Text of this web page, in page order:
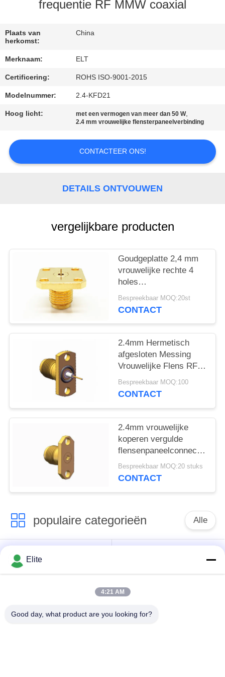
VERZOEK
OM EEN
CITAAT
VR
SHOW
SITEMAP
PRIVACY
frequentie RF MMW coaxial
Plaats van
herkomst:
China
Merknaam: ELT
Certificering: ROHS ISO-9001-2015
Modelnummer: 2.4-KFD21
Hoog licht: met een vermogen van meer dan 50 W,
2.4 mm vrouwelijke flensterpaneelverbinding
CONTACTEER ONS!
DETAILS ONTVOUWEN
vergelijkbare producten
Goudgeplatte 2,4 mm
vrouwelijke rechte 4
holes
flensteraansluiting
Bespreekbaar MOQ:20st
CONTACT
2.4mm Hermetisch
afgesloten Messing
Vrouwelijke Flens RF
Coaxiale Connector
Bespreekbaar MOQ:100
CONTACT
2.4mm vrouwelijke
koperen vergulde
flensenpaneelconnector
voor hoge frequentie
RF MMW coaxial
Bespreekbaar MOQ:20 stuks
CONTACT
populaire categorieën Alle
De Schakelaar van
SMA rf
Elite
4:21 AM
Good day, what product are you looking for?